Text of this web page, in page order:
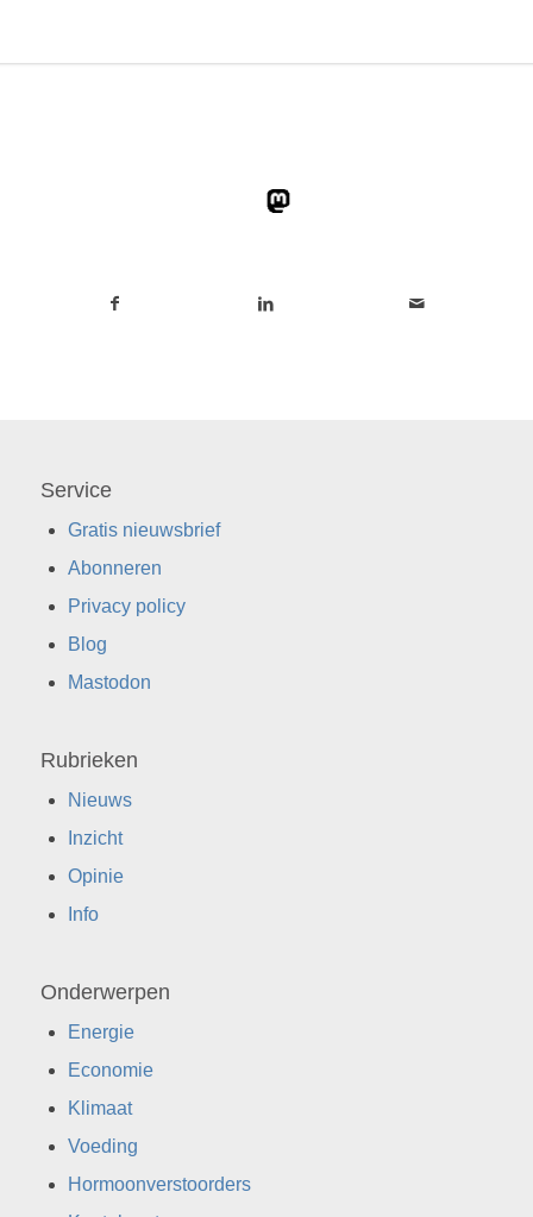
Service
Gratis nieuwsbrief
Abonneren
Privacy policy
Blog
Mastodon
Rubrieken
Nieuws
Inzicht
Opinie
Info
Onderwerpen
Energie
Economie
Klimaat
Voeding
Hormoonverstoorders